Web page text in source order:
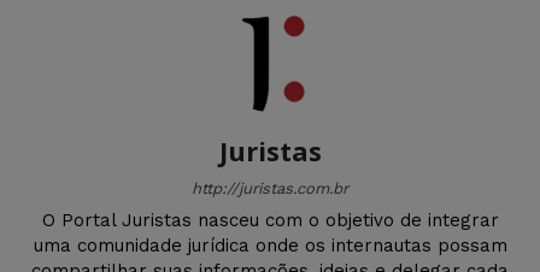
Juristas
http://juristas.com.br
O Portal Juristas nasceu com o objetivo de integrar
uma comunidade jurídica onde os internautas possam